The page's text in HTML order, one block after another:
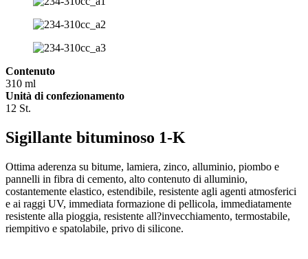
Contenuto
310 ml
Unità di confezionamento
12 St.
Sigillante bituminoso 1-K
Ottima aderenza su bitume, lamiera, zinco, alluminio, piombo e
pannelli in fibra di cemento, alto contenuto di alluminio,
costantemente elastico, estendibile, resistente agli agenti atmosferici
e ai raggi UV, immediata formazione di pellicola, immediatamente
resistente alla pioggia, resistente all?invecchiamento, termostabile,
riempitivo e spatolabile, privo di silicone.